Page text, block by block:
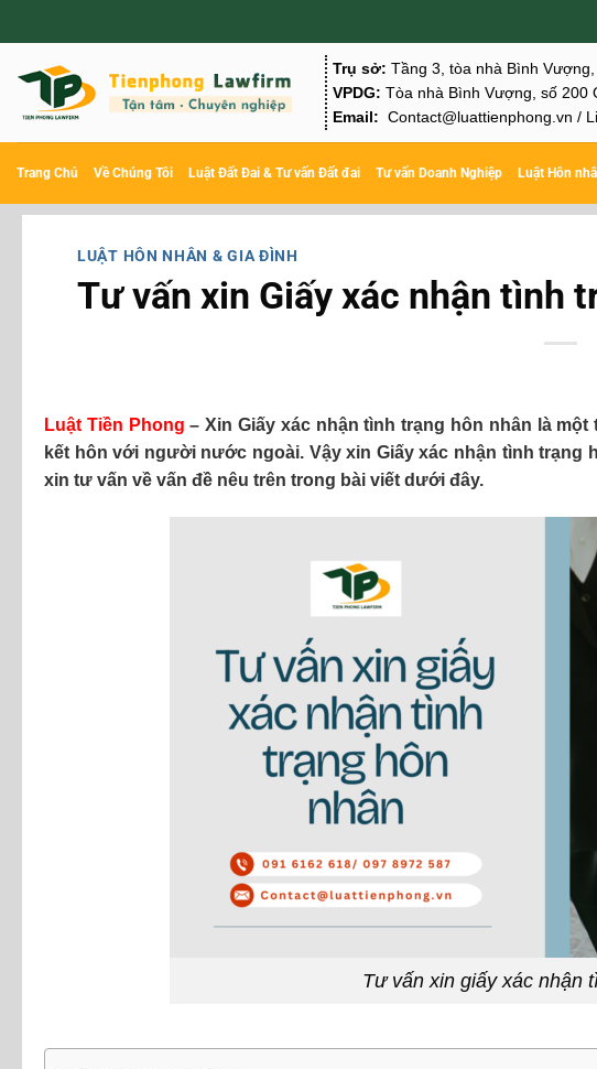
nội
dung
Trụ sở: Tầng 3, tòa nhà Bình
VPDG: Tòa nhà Bình Vượng, số 200
Email: Contact@luattienphong.vn /
Trang Chủ Về Chúng Tôi Luật Đất Đai & Tư vấn Đất đai Tư vấn Doanh Nghiệp Luật Hôn
LUẬT HÔN NHÂN & GIA ĐÌNH
Tư vấn xin Giấy xác nhận tình
Luật Tiền Phong – Xin Giấy xác nhận tình trạng hôn nhân là
kết hôn với người nước ngoài. Vậy xin Giấy xác nhận tình trạng
xin tư vấn về vấn đề nêu trên trong bài viết dưới đây.
Tư vấn xin giấy xác nhận